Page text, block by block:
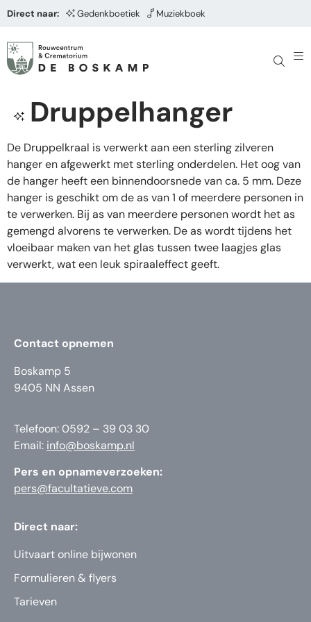
Direct naar: Gedenkboetiek Muziekboek
Druppelhanger
De Druppelkraal is verwerkt aan een sterling zilveren
hanger en afgewerkt met sterling onderdelen. Het oog van
de hanger heeft een binnendoorsnede van ca. 5 mm. Deze
hanger is geschikt om de as van 1 of meerdere personen in
te verwerken. Bij as van meerdere personen wordt het as
gemengd alvorens te verwerken. De as wordt tijdens het
vloeibaar maken van het glas tussen twee laagjes glas
verwerkt, wat een leuk spiraaleffect geeft.
Contact opnemen
Boskamp 5
9405 NN Assen
Telefoon: 0592 – 39 03 30
Email: info@boskamp.nl
Pers en opnameverzoeken:
pers@facultatieve.com
Direct naar:
Uitvaart online bijwonen
Formulieren & flyers
Tarieven